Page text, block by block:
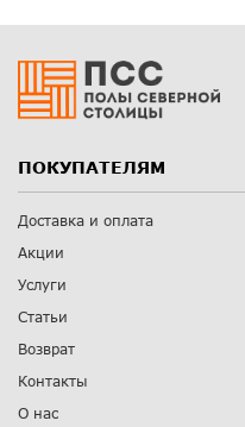
ПОКУПАТЕЛЯМ
Доставка и оплата
Акции
Услуги
Статьи
Возврат
Контакты
О нас